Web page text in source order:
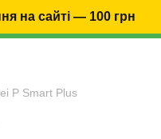
на сайті — 100 грн
P Smart Plus